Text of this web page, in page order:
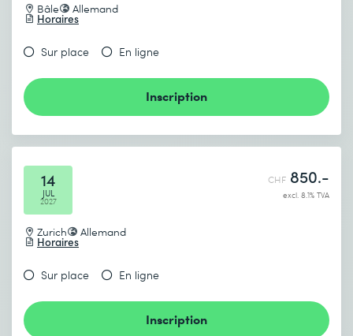
Bâle Allemand
Horaires
Sur place En ligne
Inscription
14
JUL
2027
Zurich Allemand
Horaires
CHF 850.-
excl. 8.1% TVA
Sur place En ligne
Inscription